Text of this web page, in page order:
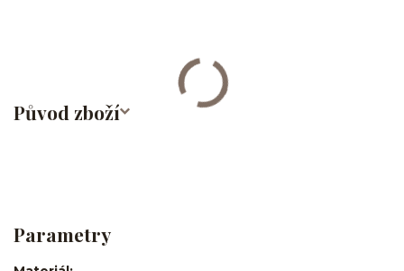
Původ zboží
Parametry